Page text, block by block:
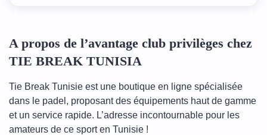
A propos de l’avantage club privilèges chez
TIE BREAK TUNISIA
Tie Break Tunisie est une boutique en ligne spécialisée
dans le padel, proposant des équipements haut de gamme
et un service rapide. L’adresse incontournable pour les
amateurs de ce sport en Tunisie !